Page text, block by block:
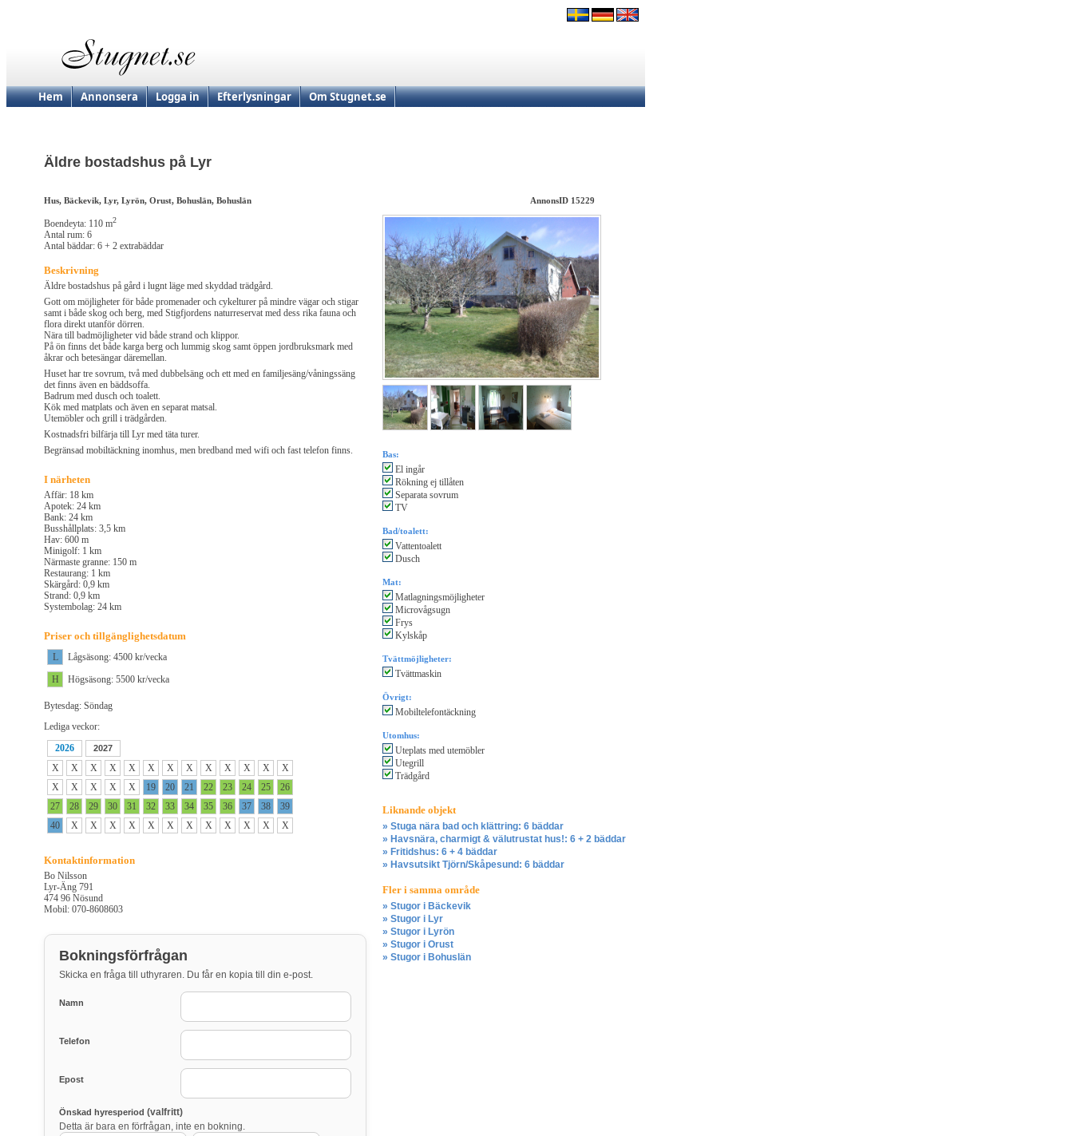
Hem Annonsera Logga in Efterlysningar Om Stugnet.se
Äldre bostadshus på Lyr
Hus, Bäckevik, Lyr, Lyrön, Orust, Bohuslän, Bohuslän AnnonsID 15229
Boendeyta: 110 m2
Antal rum: 6
Antal bäddar: 6 + 2 extrabäddar
Beskrivning
Äldre bostadshus på gård i lugnt läge med skyddad trädgård.
Gott om möjligheter för både promenader och cykelturer på mindre vägar och stigar
samt i både skog och berg, med Stigfjordens naturreservat med dess rika fauna och
flora direkt utanför dörren.
Nära till badmöjligheter vid både strand och klippor.
På ön finns det både karga berg och lummig skog samt öppen jordbruksmark med
åkrar och betesängar däremellan.
Huset har tre sovrum, två med dubbelsäng och ett med en familjesäng/våningssäng
det finns även en bäddsoffa.
Badrum med dusch och toalett.
Kök med matplats och även en separat matsal.
Utemöbler och grill i trädgården.
Kostnadsfri bilfärja till Lyr med täta turer.
Begränsad mobiltäckning inomhus, men bredband med wifi och fast telefon finns.
I närheten
Affär: 18 km
Apotek: 24 km
Bank: 24 km
Busshållplats: 3,5 km
Hav: 600 m
Minigolf: 1 km
Närmaste granne: 150 m
Restaurang: 1 km
Skärgård: 0,9 km
Strand: 0,9 km
Systembolag: 24 km
Priser och tillgänglighetsdatum
L
Lågsäsong: 4500 kr/vecka
H
Högsäsong: 5500 kr/vecka
Bytesdag: Söndag
Lediga veckor:
2026
2027
X X X X X X X X X X X X
X
X
X X X X 19 20 21 22 23 24 25
26
27
28 29 30 31 32 33 34 35 36 37 38
39
40
X X X X X X X X X X X X
Kontaktinformation
Bo Nilsson
Lyr-Äng 791
474 96 Nösund
Mobil: 070-8608603
Bokningsförfrågan
Skicka en fråga till uthyraren. Du får en kopia till din e-post.
Namn
Telefon
Epost
Önskad hyresperiod (valfritt)
Detta är bara en förfrågan, inte en bokning.
Bas:
El ingår
Rökning ej tillåten
Separata sovrum
TV
Bad/toalett:
Vattentoalett
Dusch
Mat:
Matlagningsmöjligheter
Microvågsugn
Frys
Kylskåp
Tvättmöjligheter:
Tvättmaskin
Övrigt:
Mobiltelefontäckning
Utomhus:
Uteplats med utemöbler
Utegrill
Trädgård
Liknande objekt
» Stuga nära bad och klättring: 6 bäddar
» Havsnära, charmigt & välutrustat hus!: 6 + 2 bäddar
» Fritidshus: 6 + 4 bäddar
» Havsutsikt Tjörn/Skåpesund: 6 bäddar
Fler i samma område
» Stugor i Bäckevik
» Stugor i Lyr
» Stugor i Lyrön
» Stugor i Orust
» Stugor i Bohuslän